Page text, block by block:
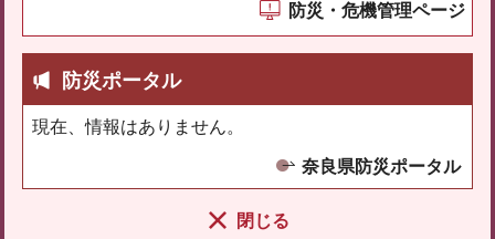
防災・危機管理ページ
防災ポータル
現在、情報はありません。
奈良県防災ポータル
閉じる